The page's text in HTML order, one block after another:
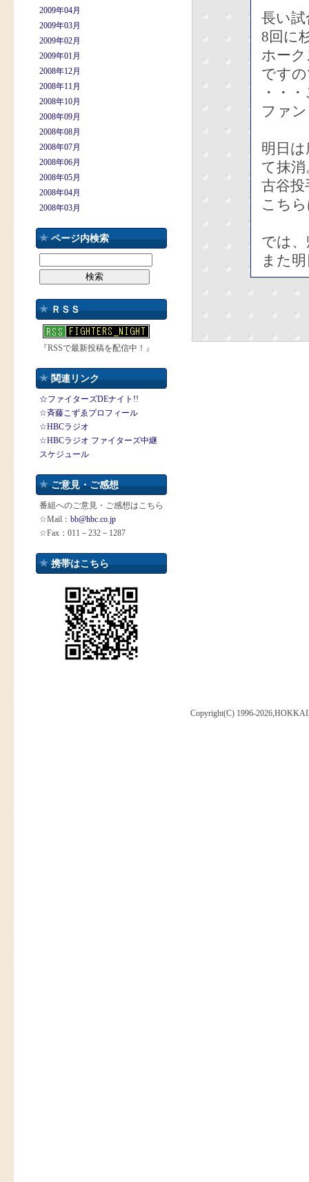
2009年04月
2009年03月
2009年02月
2009年01月
2008年12月
2008年11月
2008年10月
2008年09月
2008年08月
2008年07月
2008年06月
2008年05月
2008年04月
2008年03月
ページ内検索
ＲＳＳ
『RSSで最新投稿を配信中！』
関連リンク
☆ファイターズDEナイト!!
☆斉藤こずゑプロフィール
☆HBCラジオ
☆HBCラジオ ファイターズ中継
スケジュール
ご意見・ご感想
番組へのご意見・ご感想はこちら
☆Mail： bb@hbc.co.jp
☆Fax：011－232－1287
携帯はこちら
長い
8回に
ホー
です
・・
ファ
明日
て抹消
古谷
こち
では
また
Copyright(C) 1996-